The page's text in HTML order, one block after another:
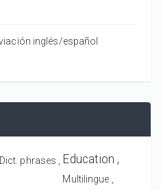
inglés/español
Dict. phrases Education
Multilingue